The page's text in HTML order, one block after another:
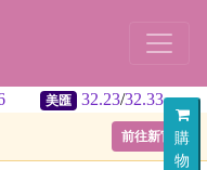
購
物
美匯 32.23 /32.33
前往新官網